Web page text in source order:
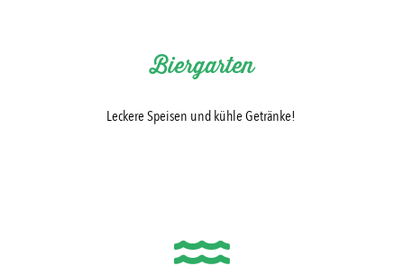
Biergarten
Leckere Speisen und kühle Getränke!